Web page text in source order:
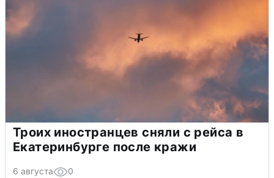
Троих иностранцев сняли с рейса в
Екатеринбурге после кражи
6 августа 0